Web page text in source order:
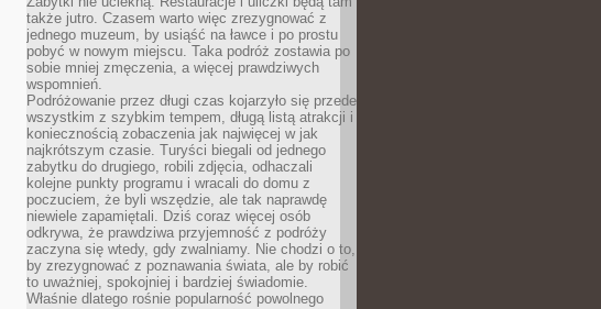
także jutro. Czasem warto więc zrezygnować z
jednego muzeum, by usiąść na ławce i po prostu
pobyć w nowym miejscu. Taka podróż zostawia po
sobie mniej zmęczenia, a więcej prawdziwych
wspomnień.
Podróżowanie przez długi czas kojarzyło się przede
wszystkim z szybkim tempem, długą listą atrakcji i
koniecznością zobaczenia jak najwięcej w jak
najkrótszym czasie. Turyści biegali od jednego
zabytku do drugiego, robili zdjęcia, odhaczali
kolejne punkty programu i wracali do domu z
poczuciem, że byli wszędzie, ale tak naprawdę
niewiele zapamiętali. Dziś coraz więcej osób
odkrywa, że prawdziwa przyjemność z podróży
zaczyna się wtedy, gdy zwalniamy. Nie chodzi o to,
by zrezygnować z poznawania świata, ale by robić
to uważniej, spokojniej i bardziej świadomie.
Właśnie dlatego rośnie popularność powolnego